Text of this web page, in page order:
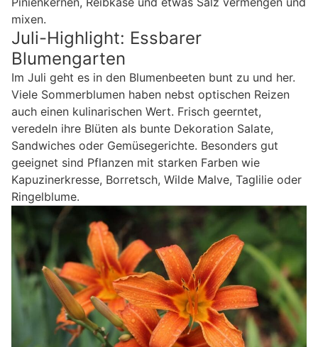
mixen.
Juli-Highlight: Essbarer
Blumengarten
Im Juli geht es in den Blumenbeeten bunt zu und her.
Viele Sommerblumen haben nebst optischen Reizen
auch einen kulinarischen Wert. Frisch geerntet,
veredeln ihre Blüten als bunte Dekoration Salate,
Sandwiches oder Gemüsegerichte. Besonders gut
geeignet sind Pflanzen mit starken Farben wie
Kapuzinerkresse, Borretsch, Wilde Malve, Taglilie oder
Ringelblume.